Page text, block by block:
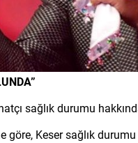
sağlık durumu
göre, Keser sağlık